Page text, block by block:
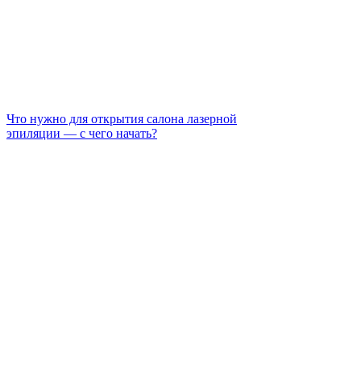
Что нужно для открытия салона лазерной
эпиляции — с чего начать?